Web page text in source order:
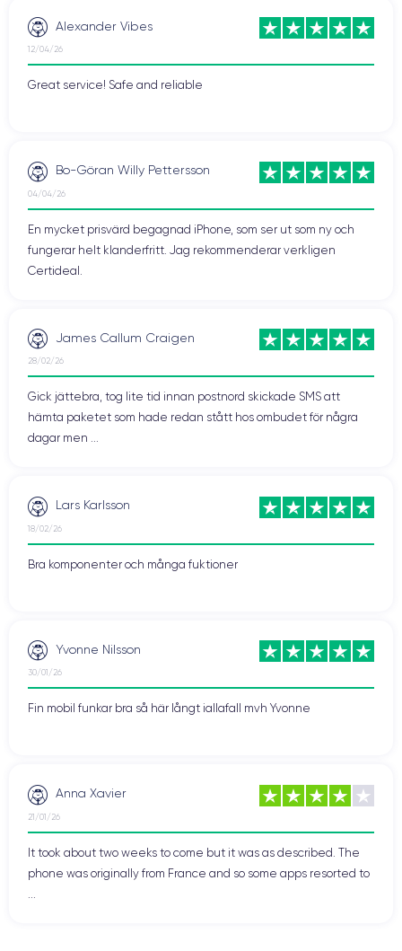
Alexander Vibes
12/04/26
Great service! Safe and reliable
Bo-Göran Willy Pettersson
04/04/26
En mycket prisvärd begagnad iPhone, som ser ut som ny och
fungerar helt klanderfritt. Jag rekommenderar verkligen
Certideal.
James Callum Craigen
28/02/26
Gick jättebra, tog lite tid innan postnord skickade SMS att
hämta paketet som hade redan stått hos ombudet för några
dagar men ...
Lars Karlsson
18/02/26
Bra komponenter och många fuktioner
Yvonne Nilsson
30/01/26
Fin mobil funkar bra så här långt iallafall mvh Yvonne
Anna Xavier
21/01/26
It took about two weeks to come but it was as described. The
phone was originally from France and so some apps resorted to